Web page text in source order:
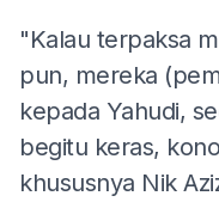
"Kalau terpaksa
pun, mereka
kepada Yahudi,
begitu keras,
khususnya Nik